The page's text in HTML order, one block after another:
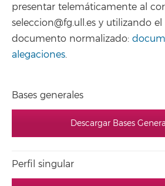
presentar telemáticamente al
seleccion@fg.ull.es y utilizando
documento normalizado:
alegaciones.
Bases generales
Descargar Bases
Perfil singular